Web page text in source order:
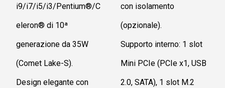
i9/i7/i5/i3/Pentium®/C
eleron® di 10ª
generazione da 35W
(Comet Lake-S).
Design elegante con
con isolamento
(opzionale).
Supporto interno: 1 slot
Mini PCIe (PCIe x1, USB
2.0, SATA), 1 slot M.2